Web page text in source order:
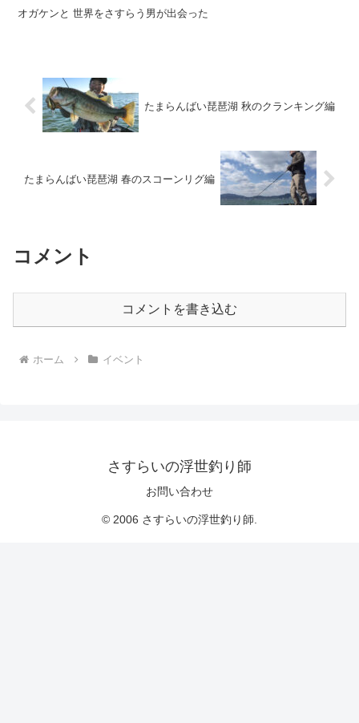
オガケンと 世界をさすらう男が出会った
たまらんばい琵琶湖 秋のクランキング編
たまらんばい琵琶湖 春のスコーンリグ編
コメント
コメントを書き込む
ホーム イベント
さすらいの浮世釣り師
お問い合わせ
© 2006 さすらいの浮世釣り師.